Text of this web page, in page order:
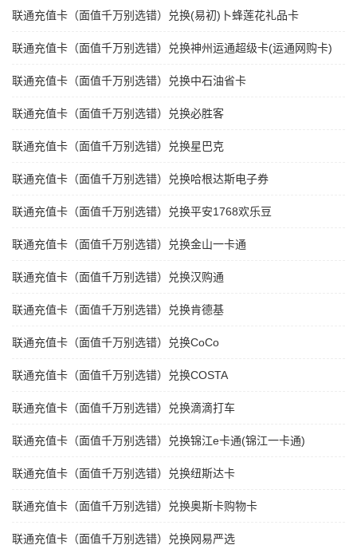
联通充值卡（面值千万别选错）兑换(易初)卜蜂莲花礼品卡
联通充值卡（面值千万别选错）兑换神州运通超级卡(运通网购卡)
联通充值卡（面值千万别选错）兑换中石油省卡
联通充值卡（面值千万别选错）兑换必胜客
联通充值卡（面值千万别选错）兑换星巴克
联通充值卡（面值千万别选错）兑换哈根达斯电子券
联通充值卡（面值千万别选错）兑换平安1768欢乐豆
联通充值卡（面值千万别选错）兑换金山一卡通
联通充值卡（面值千万别选错）兑换汉购通
联通充值卡（面值千万别选错）兑换肯德基
联通充值卡（面值千万别选错）兑换CoCo
联通充值卡（面值千万别选错）兑换COSTA
联通充值卡（面值千万别选错）兑换滴滴打车
联通充值卡（面值千万别选错）兑换锦江e卡通(锦江一卡通)
联通充值卡（面值千万别选错）兑换纽斯达卡
联通充值卡（面值千万别选错）兑换奥斯卡购物卡
联通充值卡（面值千万别选错）兑换网易严选